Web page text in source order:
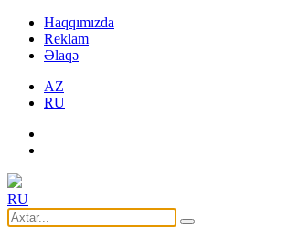
Haqqımızda
Reklam
Əlaqə
AZ
RU
RU